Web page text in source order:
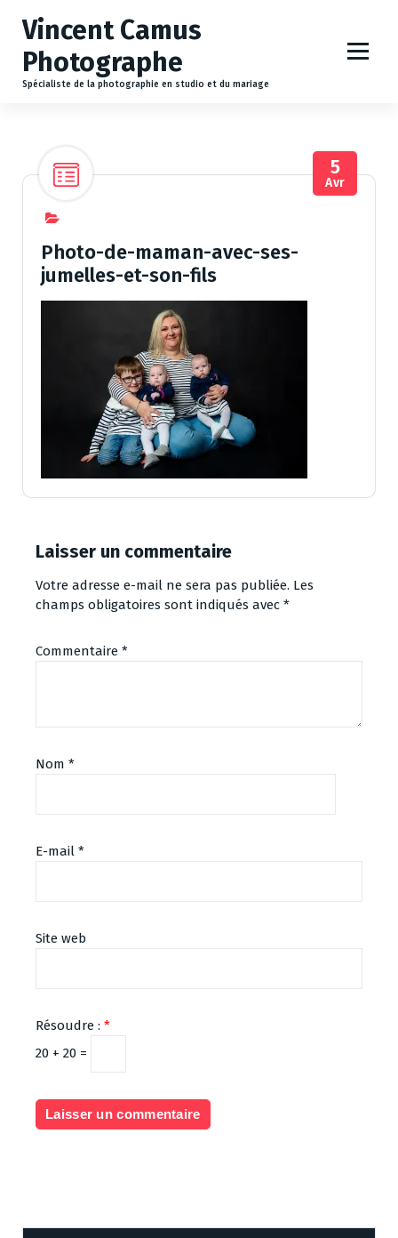
Vincent Camus
Photographe
Spécialiste de la photographie en studio et du mariage
5
Avr
Photo-de-maman-avec-ses-
jumelles-et-son-fils
Laisser un commentaire
Votre adresse e-mail ne sera pas publiée. Les
champs obligatoires sont indiqués avec *
Commentaire *
Nom *
E-mail *
Site web
Résoudre : *
20 + 20 =